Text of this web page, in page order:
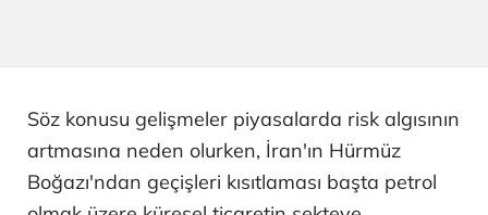
Söz konusu gelişmeler piyasalarda risk algısının
artmasına neden olurken, İran'ın Hürmüz
Boğazı'ndan geçişleri kısıtlaması başta petrol